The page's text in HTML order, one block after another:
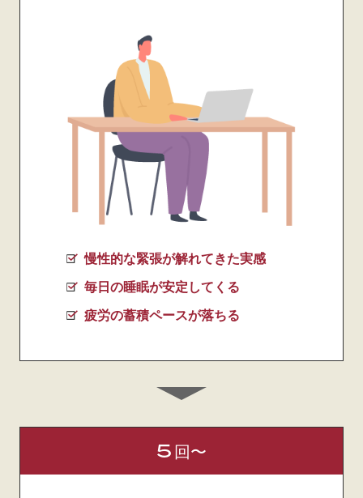
慢性的な緊張が解れてきた実感
毎日の睡眠が安定してくる
疲労の蓄積ペースが落ちる
5 回〜